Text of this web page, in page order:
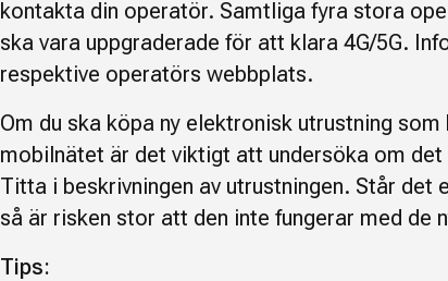
kontakta din operatör. Samtliga fyra stora
ska vara uppgraderade för att klara 4G/5G.
respektive operatörs webbplats.
Om du ska köpa ny elektronisk utrustning
mobilnätet är det viktigt att undersöka om det
Titta i beskrivningen av utrustningen. Står det
så är risken stor att den inte fungerar med de
Tips: